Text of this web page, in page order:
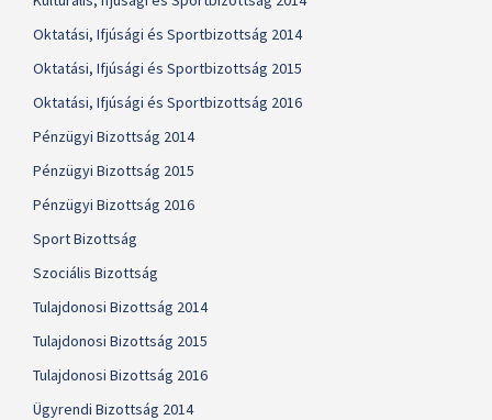
Oktatási, Ifjúsági és Sportbizottság 2014
Oktatási, Ifjúsági és Sportbizottság 2015
Oktatási, Ifjúsági és Sportbizottság 2016
Pénzügyi Bizottság 2014
Pénzügyi Bizottság 2015
Pénzügyi Bizottság 2016
Sport Bizottság
Szociális Bizottság
Tulajdonosi Bizottság 2014
Tulajdonosi Bizottság 2015
Tulajdonosi Bizottság 2016
Ügyrendi Bizottság 2014